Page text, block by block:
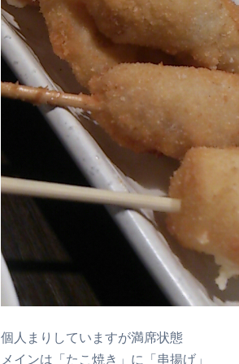
個人まりしていますが満席状態
メインは「たこ焼き」に「串揚げ」